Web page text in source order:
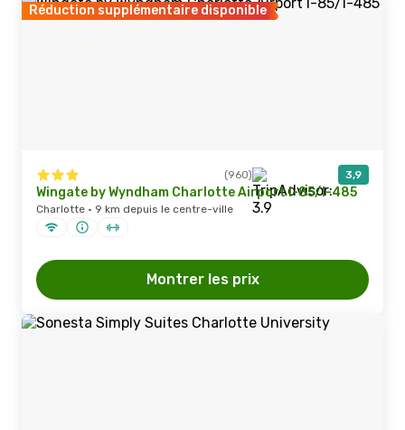
Réduction supplémentaire disponible
(960) 3,9
Wingate by Wyndham Charlotte Airport I-85/I-485
Charlotte · 9 km depuis le centre-ville
Montrer les prix